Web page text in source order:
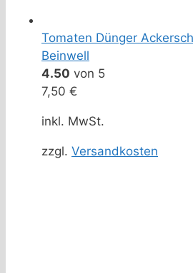
Tomaten Dünger
Beinwell
4.50 von 5
7,50 €
inkl. MwSt.
zzgl. Versandkosten